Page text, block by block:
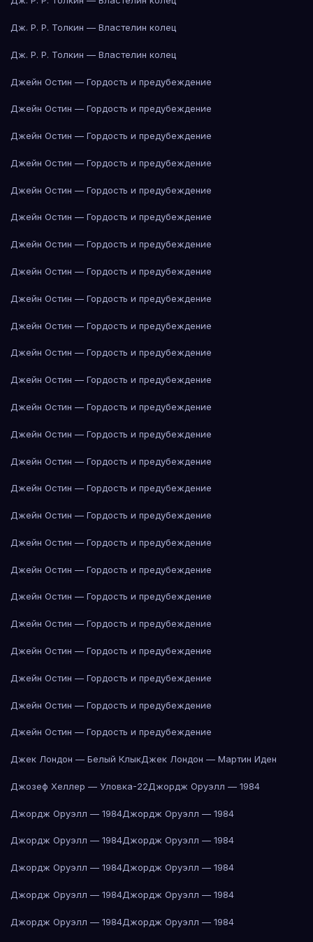
Дж. Р. Р. Толкин — Властелин колец
Дж. Р. Р. Толкин — Властелин колец
Джейн Остин — Гордость и предубеждение
Джейн Остин — Гордость и предубеждение
Джейн Остин — Гордость и предубеждение
Джейн Остин — Гордость и предубеждение
Джейн Остин — Гордость и предубеждение
Джейн Остин — Гордость и предубеждение
Джейн Остин — Гордость и предубеждение
Джейн Остин — Гордость и предубеждение
Джейн Остин — Гордость и предубеждение
Джейн Остин — Гордость и предубеждение
Джейн Остин — Гордость и предубеждение
Джейн Остин — Гордость и предубеждение
Джейн Остин — Гордость и предубеждение
Джейн Остин — Гордость и предубеждение
Джейн Остин — Гордость и предубеждение
Джейн Остин — Гордость и предубеждение
Джейн Остин — Гордость и предубеждение
Джейн Остин — Гордость и предубеждение
Джейн Остин — Гордость и предубеждение
Джейн Остин — Гордость и предубеждение
Джейн Остин — Гордость и предубеждение
Джейн Остин — Гордость и предубеждение
Джейн Остин — Гордость и предубеждение
Джейн Остин — Гордость и предубеждение
Джейн Остин — Гордость и предубеждение
Джек Лондон — Белый КлыкДжек Лондон — Мартин Иден
Джозеф Хеллер — Уловка-22Джордж Оруэлл — 1984
Джордж Оруэлл — 1984Джордж Оруэлл — 1984
Джордж Оруэлл — 1984Джордж Оруэлл — 1984
Джордж Оруэлл — 1984Джордж Оруэлл — 1984
Джордж Оруэлл — 1984Джордж Оруэлл — 1984
Джордж Оруэлл — 1984Джордж Оруэлл — 1984